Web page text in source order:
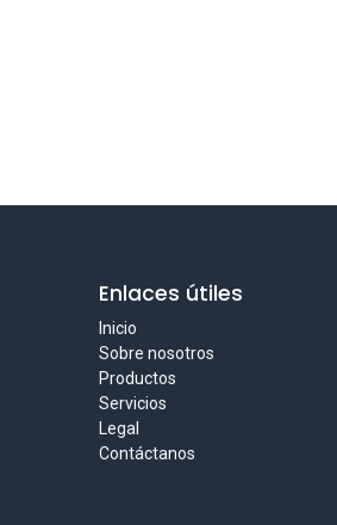
Enlaces útiles
Inicio
Sobre nosotros
Productos
Servicios
Legal
Contáctanos